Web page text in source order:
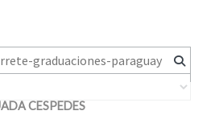
CESPEDES